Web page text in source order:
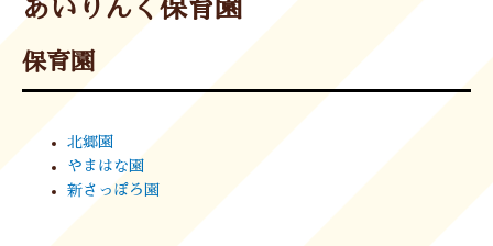
あいりんく保育園
保育園
北郷園
やまはな園
新さっぽろ園